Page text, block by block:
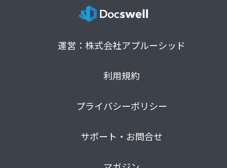
運営：株式会社アプルーシッド
利用規約
プライバシーポリシー
サポート・お問合せ